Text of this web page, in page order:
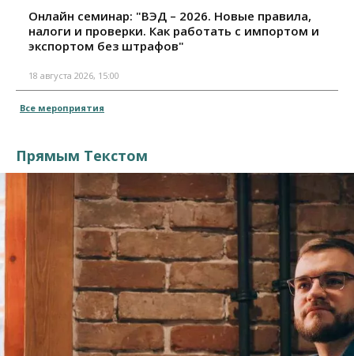
Онлайн семинар: "ВЭД – 2026. Новые правила,
налоги и проверки. Как работать с импортом и
экспортом без штрафов"
18 августа 2026, 15:00
Все мероприятия
Прямым Текстом